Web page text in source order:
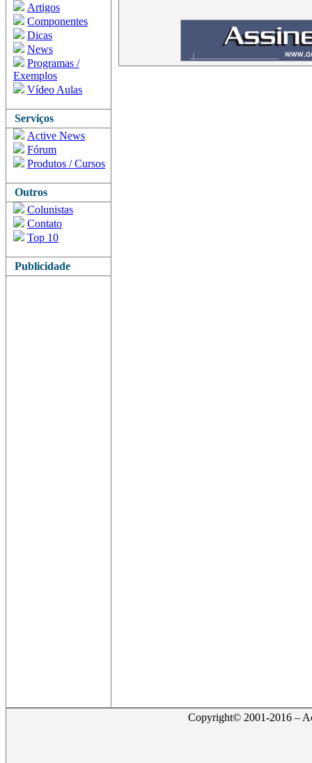
Artigos
Componentes
Dicas
News
Programas /
Exemplos
Vídeo Aulas
Serviços
Active News
Fórum
Produtos / Cursos
Outros
Colunistas
Contato
Top 10
Publicidade
Copyright© 2001-2016 –